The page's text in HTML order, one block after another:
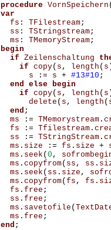
procedure VornSpeichern (
var
fs : TFilestream;
ss : TStringstream;
ms : TMemoryStream;
begin
if Zeilenschaltung
if copy( s , length ( s
s
:= s + #13#10 ;
end else begin
if copy( s , length ( s
delete ( s , length (
end ;
ms
:= TMemorystream.
fs
:= Tfilestream.
ss
:= TStringStream.
ms . size := fs . size +
ms . seek ( 0 ,
ms . copyfrom( ss , ss .
ms . seek ( ss . size ,
ms . copyfrom( fs , fs .
fs . free ;
ss . free ;
ms . savetofile (
ms . free ;
end ;